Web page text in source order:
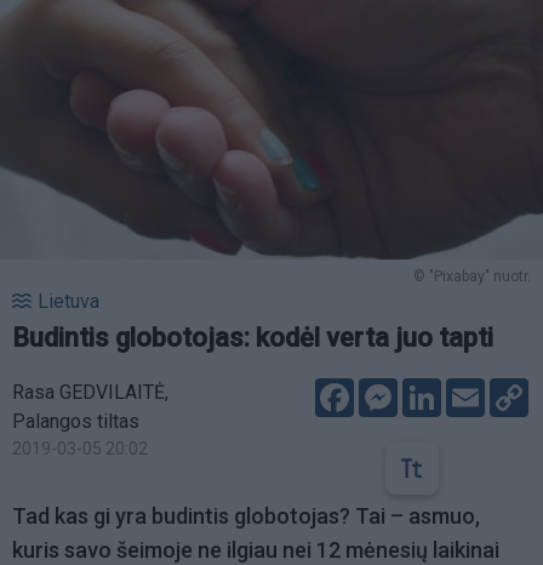
© "Pixabay" nuotr.
Lietuva
Budintis globotojas: kodėl verta juo tapti
Rasa GEDVILAITĖ,
Palangos tiltas
2019-03-05 20:02
FacebookMessenger
LinkedIn
Email
Tad kas gi yra budintis globotojas? Tai – asmuo,
kuris savo šeimoje ne ilgiau nei 12 mėnesių laikinai